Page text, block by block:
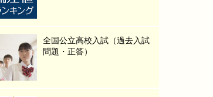
全国公立高校入試（過去入試
問題・正答）